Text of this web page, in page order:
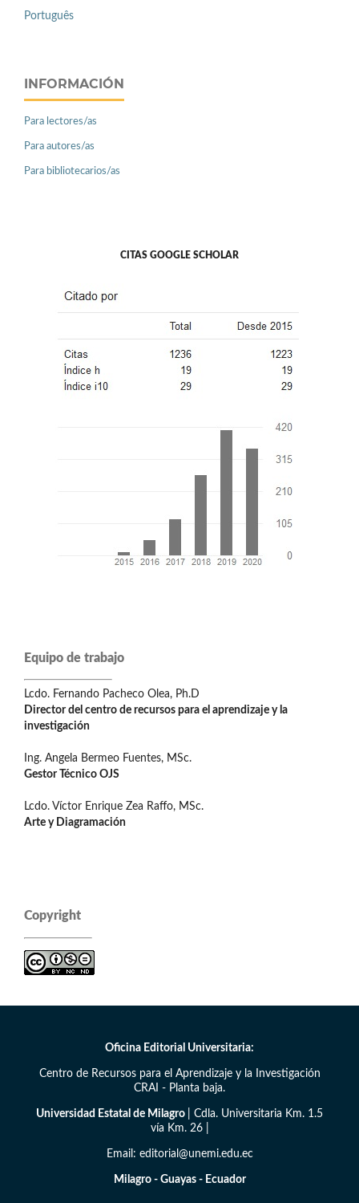
Português
INFORMACIÓN
Para lectores/as
Para autores/as
Para bibliotecarios/as
CITAS GOOGLE SCHOLAR
Equipo de trabajo
Lcdo. Fernando Pacheco Olea, Ph.D
Director del centro de recursos para el aprendizaje y la
investigación
Ing. Angela Bermeo Fuentes, MSc.
Gestor Técnico OJS
Lcdo. Víctor Enrique Zea Raffo, MSc.
Arte y Diagramación
Copyright
Oficina Editorial Universitaria:
Centro de Recursos para el Aprendizaje y la Investigación
CRAI - Planta baja.
Universidad Estatal de Milagro
| Cdla. Universitaria Km. 1.5
vía Km. 26 |
Email: editorial@unemi.edu.ec
Milagro - Guayas - Ecuador